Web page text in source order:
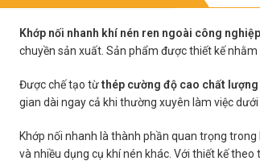
Khớp nối nhanh khí nén ren ngoài công
chuyền sản xuất. Sản phẩm được thiết kế
Được chế tạo từthép cường độ cao chất lượng
gian dài ngay cả khi thường xuyên làm việc
Khớp nối nhanh là thành phần quan trọng
và nhiều dụng cụ khí nén khác. Với thiết kế